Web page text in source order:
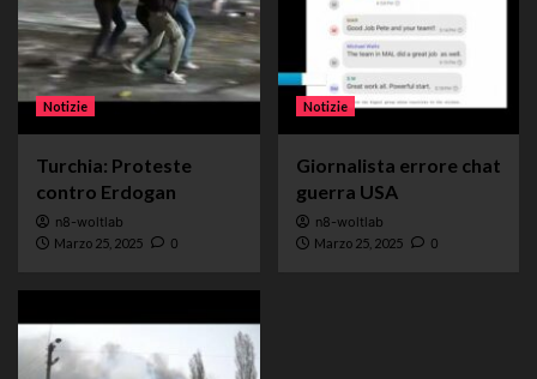
Notizie
Turchia: Proteste
contro Erdogan
n8-woltlab
Marzo 25, 2025 0
Notizie
Giornalista errore chat
guerra USA
n8-woltlab
Marzo 25, 2025 0